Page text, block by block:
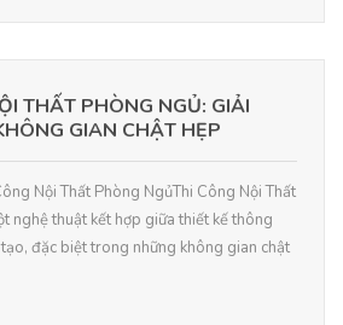
THẤT PHÒNG NGỦ: GIẢI
GIAN CHẬT HẸP
Nội Thất Phòng NgủThi Công Nội Thất
nghệ thuật kết hợp giữa thiết kế thông
đặc biệt trong những không gian chật